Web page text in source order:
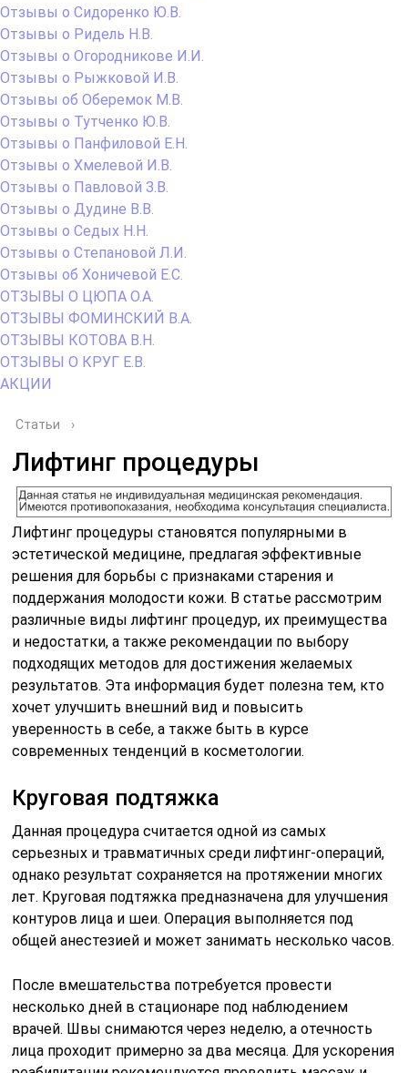
Отзывы о Сидоренко Ю.В.
Отзывы о Ридель Н.В.
Отзывы о Огородникове И.И.
Отзывы о Рыжковой И.В.
Отзывы об Оберемок М.В.
Отзывы о Тутченко Ю.В.
Отзывы о Панфиловой Е.Н.
Отзывы о Хмелевой И.В.
Отзывы о Павловой З.В.
Отзывы о Дудине В.В.
Отзывы о Седых Н.Н.
Отзывы о Степановой Л.И.
Отзывы об Хоничевой Е.С.
ОТЗЫВЫ О ЦЮПА О.А.
ОТЗЫВЫ ФОМИНСКИЙ В.А.
ОТЗЫВЫ КОТОВА В.Н.
ОТЗЫВЫ О КРУГ Е.В.
АКЦИИ
Статьи ›
Лифтинг процедуры
Лифтинг процедуры становятся популярными в
эстетической медицине, предлагая эффективные
решения для борьбы с признаками старения и
поддержания молодости кожи. В статье рассмотрим
различные виды лифтинг процедур, их преимущества
и недостатки, а также рекомендации по выбору
подходящих методов для достижения желаемых
результатов. Эта информация будет полезна тем, кто
хочет улучшить внешний вид и повысить
уверенность в себе, а также быть в курсе
современных тенденций в косметологии.
Круговая подтяжка
Данная процедура считается одной из самых
серьезных и травматичных среди лифтинг-операций,
однако результат сохраняется на протяжении многих
лет. Круговая подтяжка предназначена для улучшения
контуров лица и шеи. Операция выполняется под
общей анестезией и может занимать несколько часов.
После вмешательства потребуется провести
несколько дней в стационаре под наблюдением
врачей. Швы снимаются через неделю, а отечность
лица проходит примерно за два месяца. Для ускорения